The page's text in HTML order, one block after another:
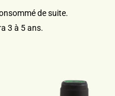
de suite.
3 à 5 ans.